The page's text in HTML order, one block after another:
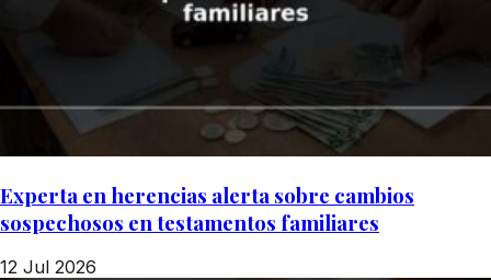
Experta en herencias alerta sobre cambios
sospechosos en testamentos familiares
12 Jul 2026